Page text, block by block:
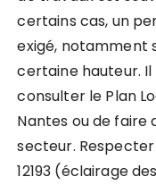
certains cas, un
exigé, notamment
certaine hauteur.
consulter le Plan
Nantes ou de faire
secteur. Respecter
12193 (éclairage